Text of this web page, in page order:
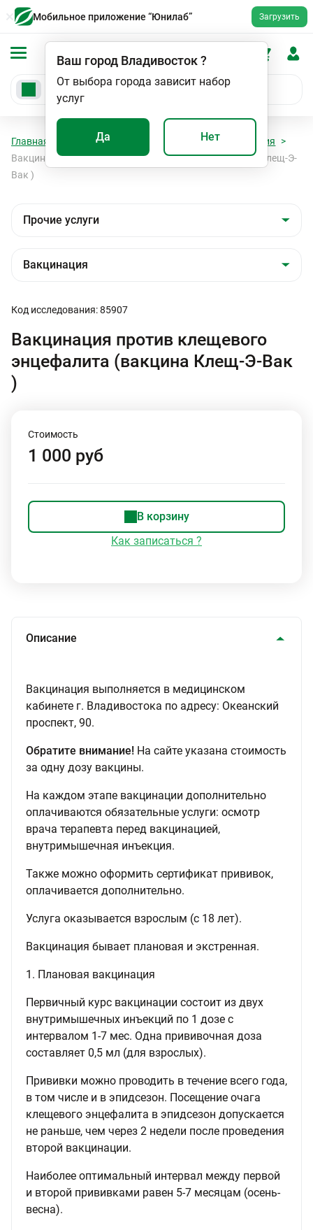
Мобильное приложение “Юнилаб” Загрузить
Ваш город Владивосток?
От выбора города зависит набор
услуг
Да Нет
Главная Мед. услуги Прочие услуги
Вакцинация
Вакцинация против клещевого энцефалита (вакцина Клещ-Э-
Вак )
Код исследования: 85907
Вакцинация против клещевого
энцефалита (вакцина Клещ-Э-Вак
)
Стоимость
1 000 руб
В корзину
Как записаться ?
Описание
Вакцинация выполняется в медицинском
кабинете г. Владивостока по адресу: Океанский
проспект, 90.
Обратите внимание! На сайте указана стоимость
за одну дозу вакцины.
На каждом этапе вакцинации дополнительно
оплачиваются обязательные услуги: осмотр
врача терапевта перед вакцинацией,
внутримышечная инъекция.
Также можно оформить сертификат прививок,
оплачивается дополнительно.
Услуга оказывается взрослым (с 18 лет).
Вакцинация бывает плановая и экстренная.
1. Плановая вакцинация
Первичный курс вакцинации состоит из двух
внутримышечных инъекций по 1 дозе с
интервалом 1-7 мес. Одна прививочная доза
составляет 0,5 мл (для взрослых).
Прививки можно проводить в течение всего года,
в том числе и в эпидсезон. Посещение очага
клещевого энцефалита в эпидсезон допускается
не раньше, чем через 2 недели после проведения
второй вакцинации.
Наиболее оптимальный интервал между первой
и второй прививками равен 5-7 месяцам (осень-
весна).